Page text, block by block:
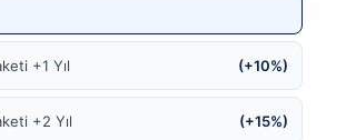
+1 Yıl (+10%)
+2 Yıl (+15%)